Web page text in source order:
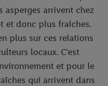
arrivent chez
et donc plus fraîches.
plus sur ces relations
locaux. C'est
et pour le
qui arrivent dans